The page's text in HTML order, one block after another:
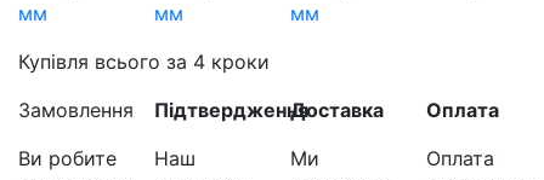
мм
мм
мм
Купівля всього за 4 кроки
Замовлення
Ви робите
Підтвердження
Наш
Доставка
Ми
Оплата
Оплата